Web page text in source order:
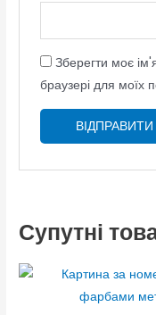
Зберегти моє
браузері для моїх
Супутні